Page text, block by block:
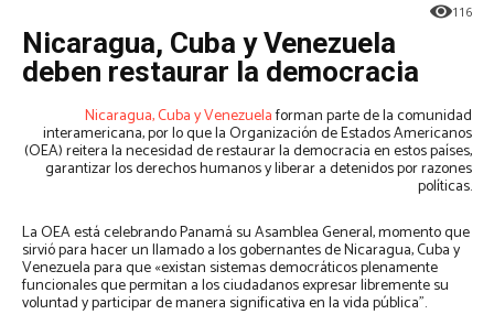
116
Nicaragua, Cuba y Venezuela
deben restaurar la democracia
Nicaragua, Cuba y Venezuelaforman parte de la comunidad
interamericana, por lo que la Organización de Estados Americanos
(OEA) reitera la necesidad de restaurar la democracia en estos países,
garantizar los derechos humanos y liberar a detenidos por razones
políticas.
La OEA está celebrando Panamá su Asamblea General, momento que
sirvió para hacer un llamado a los gobernantes de Nicaragua, Cuba y
Venezuela para que «existan sistemas democráticos plenamente
funcionales que permitan a los ciudadanos expresar libremente su
voluntad y participar de manera significativa en la vida pública”.